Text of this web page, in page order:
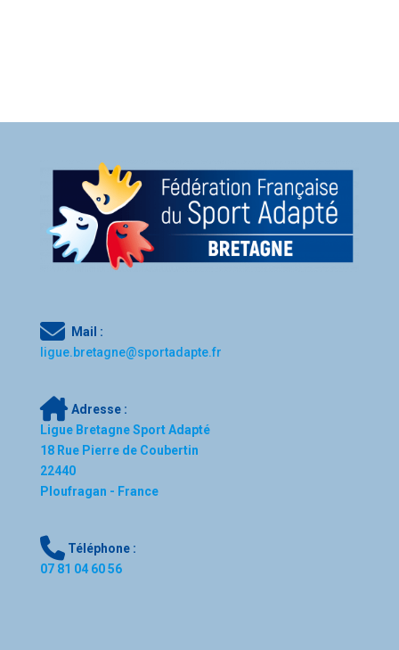
Mail :
igue.bretagne@sportadapte.fr
Adresse :
Ligue Bretagne Sport Adapté
18 Rue Pierre de Coubertin
22440
Ploufragan - France
Téléphone :
07 81 04 60 56